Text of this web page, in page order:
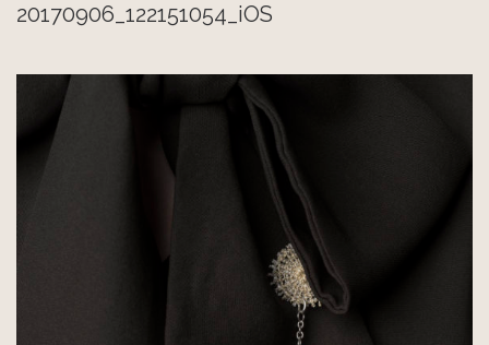
20170906_122151054_iOS
Navigation des images